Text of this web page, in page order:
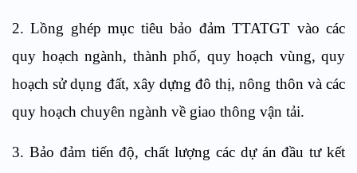
2. Lồng ghép mục tiêu bảo đảm TTATGT vào các
quy hoạch ngành, thành phố, quy hoạch vùng, quy
hoạch sử dụng đất, xây dựng đô thị, nông thôn và các
quy hoạch chuyên ngành về giao thông vận tải.
3. Bảo đảm tiến độ, chất lượng các dự án đầu tư kết